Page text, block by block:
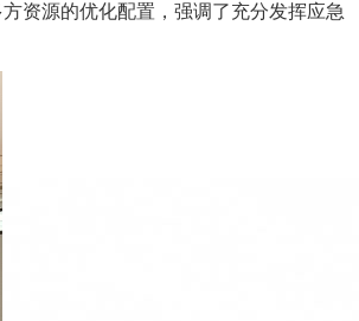
资源的优化配置，强调了充分发挥应急